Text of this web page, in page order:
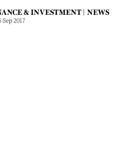
& INVESTMENT | NEWS
Sep 2017